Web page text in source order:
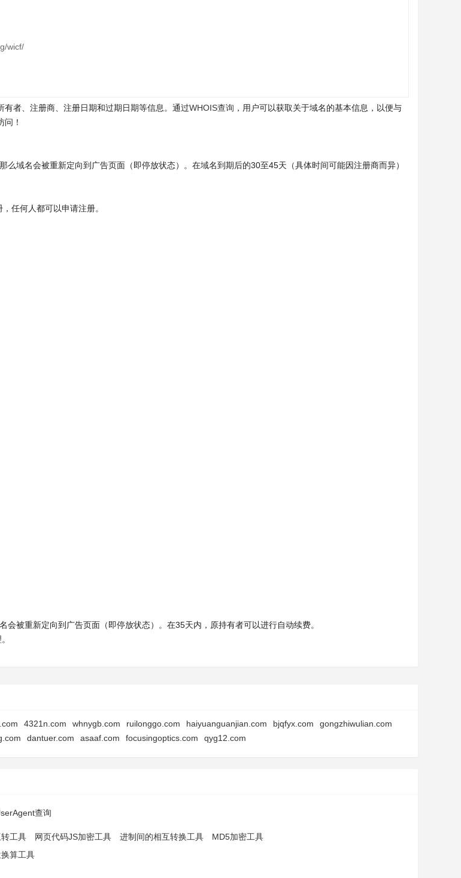
wicf/
者、注册商、注册日期和过期日期等信息。通过WHOIS查询 ，用户可以获取关于域名的基本信息，以便与
问！
域名会被重新定向到广告页面（即停放状态）。在域名到期后的30至45天（具体时间可能因注册商而异）
任何人都可以申请注册。
被重新定向到广告页面（即停放状态）。在35天内，原持有者可以进行自动续费。
4321n.com whnygb.com ruilonggo.com haiyuanguanjian.com bjqfyx.com
gongzhiwulian.com
dantuer.com asaaf.com focusingoptics.com qyg12.com
查询
工具 网页代码JS加密工具 进制间的相互转换工具
MD5加密工具
算工具